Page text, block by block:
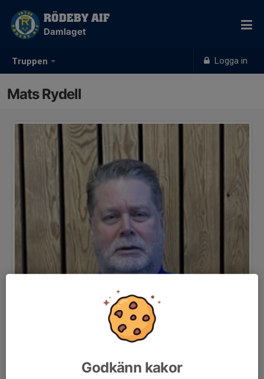
Truppen Logga in
RÖDEBY AIF
Damlaget
Mats Rydell
Godkänn kakor